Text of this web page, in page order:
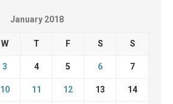
January 2018
W T F S S
3 4 5 6 7
10 11 12 13 14